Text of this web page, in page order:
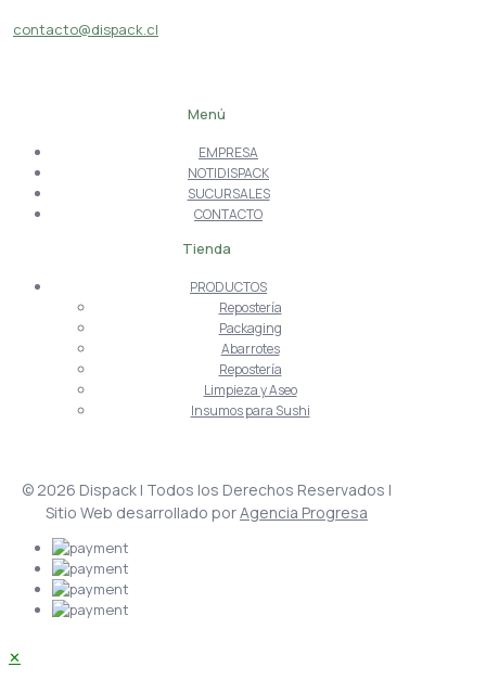
contacto@dispack.cl
Menú
EMPRESA
NOTIDISPACK
SUCURSALES
CONTACTO
Tienda
PRODUCTOS
Repostería
Packaging
Abarrotes
Repostería
Limpieza y Aseo
Insumos para Sushi
© 2026 Dispack | Todos los Derechos Reservados |
Sitio Web desarrollado porAgencia Progresa
✕